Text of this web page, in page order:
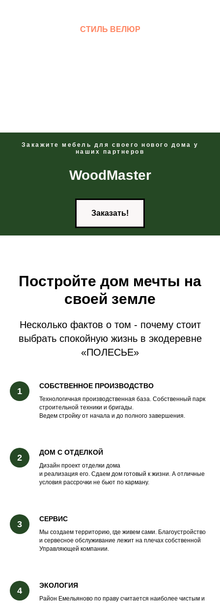
СТИЛЬ ВЕЛЮР
Закажите мебель для своего нового дома у
наших партнеров
WoodMaster
Заказать!
Постройте дом мечты на
своей земле
Несколько фактов о том - почему стоит
выбрать спокойную жизнь в экодеревне
«ПОЛЕСЬЕ»
СОБСТВЕННОЕ ПРОИЗВОДСТВО
Технологичная производственная база. Собственный парк
строительной техники и бригады.
Ведем стройку от начала и до полного завершения.
ДОМ С ОТДЕЛКОЙ
Дизайн проект отделки дома
и реализация его. Сдаем дом готовый к жизни. А отличные
условия рассрочки не бьют по карману.
СЕРВИС
Мы создаем территорию, где живем сами. Благоустройство
и сервесное обслуживание лежит на плечах собственной
Управляющей компании.
ЭКОЛОГИЯ
Район Емельяново по праву считается наиболее чистым и